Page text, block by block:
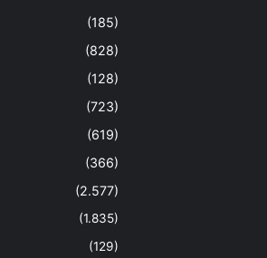
(185)
(828)
(128)
(723)
(619)
(366)
(2.577)
(1.835)
(129)